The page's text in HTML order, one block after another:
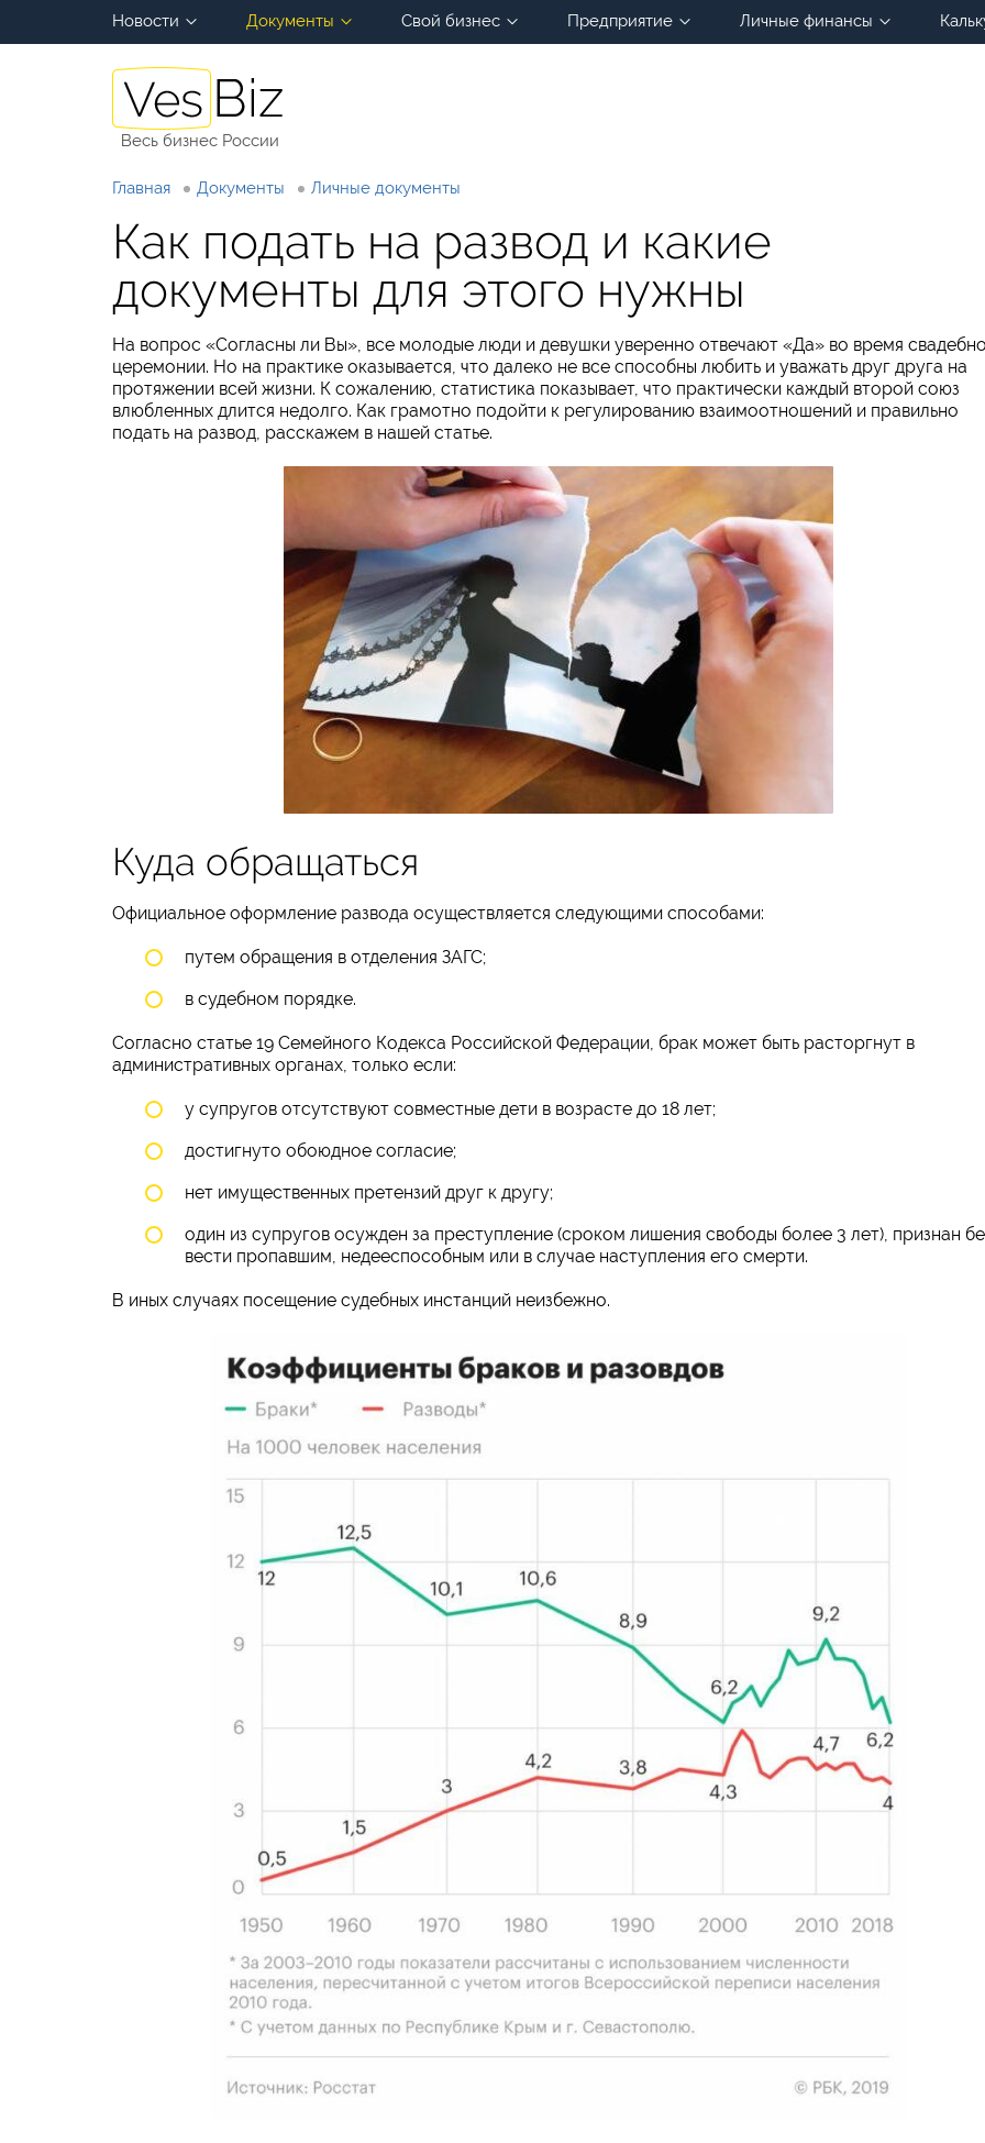
Новости Документы Свой бизнес Предприятие Личные финансы
Весь бизнес России
Главная Документы Личные документы
Как подать на развод и какие
документы для этого нужны
На вопрос «Согласны ли Вы», все молодые люди и девушки уверенно отвечают «Да» во время
церемонии. Но на практике оказывается, что далеко не все способны любить и уважать друг друга на
протяжении всей жизни. К сожалению, статистика показывает, что практически каждый второй союз
влюбленных длится недолго. Как грамотно подойти к регулированию взаимоотношений и правильно
подать на развод, расскажем в нашей статье.
Куда обращаться
Официальное оформление развода осуществляется следующими способами:
путем обращения в отделения ЗАГС;
в судебном порядке.
Согласно статье 19 Семейного Кодекса Российской Федерации, брак может быть расторгнут в
административных органах, только если:
у супругов отсутствуют совместные дети в возрасте до 18 лет;
достигнуто обоюдное согласие;
нет имущественных претензий друг к другу;
один из супругов осужден за преступление (сроком лишения свободы более 3 лет), признан
вести пропавшим, недееспособным или в случае наступления его смерти.
В иных случаях посещение судебных инстанций неизбежно.